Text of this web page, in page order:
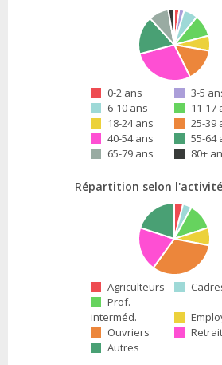
0-2 ans
3-5
6-10 ans
11-17
18-24 ans
25-39
40-54 ans
55-64
65-79 ans
80+
Répartition selon
Agriculteurs
Prof.
interméd.
Ouvriers
Autres